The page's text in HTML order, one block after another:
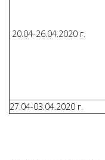
20.04-26.04.2020 г.
27.04-03.04.2020 г.